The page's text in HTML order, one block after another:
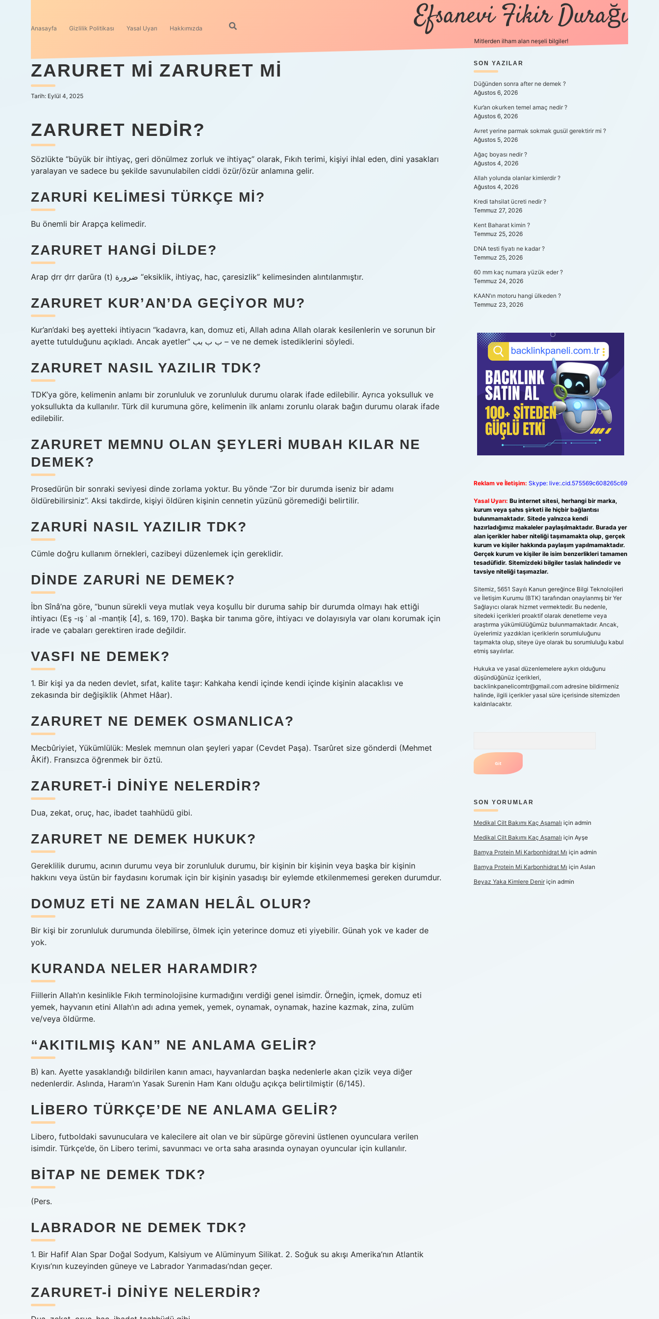
Anasayfa Gizlilik Politikası Yasal Uyarı Hakkımızda Efsanevi Fikir Durağı
Mitlerden ilham alan neşeli bilgiler!
ZARURET MI ZARURET MI
Tarih: Eylül 4, 2025
ZARURET NEDIR?
Sözlükte “büyük bir ihtiyaç, geri dönülmez zorluk ve ihtiyaç” olarak, Fıkıh terimi, kişiyi ihlal eden, dini yasakları
yaralayan ve sadece bu şekilde savunulabilen ciddi özür/özür anlamına gelir.
ZARURI KELIMESI TÜRKÇE MI?
Bu önemli bir Arapça kelimedir.
ZARURET HANGI DILDE?
Arap ḍrr ḍrr ḍarūra (t) ضرورة “eksiklik, ihtiyaç, hac, çaresizlik” kelimesinden alıntılanmıştır.
ZARURET KUR’AN’DA GEÇIYOR MU?
Kur’an’daki beş ayetteki ihtiyacın “kadavra, kan, domuz eti, Allah adına Allah olarak kesilenlerin ve sorunun bir
ayette tutulduğunu açıkladı. Ancak ayetler“ ب ب بب – ve ne demek istediklerini söyledi.
ZARURET NASIL YAZILIR TDK?
TDK’ya göre, kelimenin anlamı bir zorunluluk ve zorunluluk durumu olarak ifade edilebilir. Ayrıca yoksulluk ve
yoksullukta da kullanılır. Türk dil kurumuna göre, kelimenin ilk anlamı zorunlu olarak bağın durumu olarak ifade
edilebilir.
ZARURET MEMNU OLAN ŞEYLERI MUBAH KILAR NE
DEMEK?
Prosedürün bir sonraki seviyesi dinde zorlama yoktur. Bu yönde “Zor bir durumda iseniz bir adamı
öldürebilirsiniz”. Aksi takdirde, kişiyi öldüren kişinin cennetin yüzünü göremediği belirtilir.
ZARURI NASIL YAZILIR TDK?
Cümle doğru kullanım örnekleri, cazibeyi düzenlemek için gereklidir.
DINDE ZARURI NE DEMEK?
İbn Sînâ’na göre, “bunun sürekli veya mutlak veya koşullu bir duruma sahip bir durumda olmayı hak ettiği
ihtiyacı (Eş -ış ʾ al -manṭiḳ [4], s. 169, 170). Başka bir tanıma göre, ihtiyacı ve dolayısıyla var olanı korumak için
irade ve çabaları gerektiren irade değildir.
VASFI NE DEMEK?
1. Bir kişi ya da neden devlet, sıfat, kalite taşır: Kahkaha kendi içinde kendi içinde kişinin alacaklısı ve
zekasında bir değişiklik (Ahmet Hâar).
ZARURET NE DEMEK OSMANLICA?
Mecbûriyiet, Yükümlülük: Meslek memnun olan şeyleri yapar (Cevdet Paşa). Tsarûret size gönderdi (Mehmet
ÂKif). Fransızca öğrenmek bir öztü.
ZARURET-I DINIYE NELERDIR?
Dua, zekat, oruç, hac, ibadet taahhüdü gibi.
ZARURET NE DEMEK HUKUK?
Gereklilik durumu, acının durumu veya bir zorunluluk durumu, bir kişinin bir kişinin veya başka bir kişinin
hakkını veya üstün bir faydasını korumak için bir kişinin yasadışı bir eylemde etkilenmemesi gereken durumdur.
DOMUZ ETI NE ZAMAN HELÂL OLUR?
Bir kişi bir zorunluluk durumunda ölebilirse, ölmek için yeterince domuz eti yiyebilir. Günah yok ve kader de
yok.
KURANDA NELER HARAMDIR?
Fiillerin Allah’ın kesinlikle Fıkıh terminolojisine kurmadığını verdiği genel isimdir. Örneğin, içmek, domuz eti
yemek, hayvanın etini Allah’ın adı adına yemek, yemek, oynamak, oynamak, hazine kazmak, zina, zulüm
ve/veya öldürme.
“AKITILMIŞ KAN” NE ANLAMA GELIR?
B) kan. Ayette yasaklandığı bildirilen kanın amacı, hayvanlardan başka nedenlerle akan çizik veya diğer
nedenlerdir. Aslında, Haram’ın Yasak Surenin Ham Kanı olduğu açıkça belirtilmiştir (6/145).
LIBERO TÜRKÇE’DE NE ANLAMA GELIR?
Libero, futboldaki savunuculara ve kalecilere ait olan ve bir süpürge görevini üstlenen oyunculara verilen
isimdir. Türkçe’de, ön Libero terimi, savunmacı ve orta saha arasında oynayan oyuncular için kullanılır.
BITAP NE DEMEK TDK?
(Pers.
LABRADOR NE DEMEK TDK?
1. Bir Hafif Alan Spar Doğal Sodyum, Kalsiyum ve Alüminyum Silikat. 2. Soğuk su akışı Amerika’nın Atlantik
Kıyısı’nın kuzeyinden güneye ve Labrador Yarımadası’ndan geçer.
ZARURET-I DINIYE NELERDIR?
SIDEBAR
SON YAZILAR
Düğünden sonra after ne demek ?
Ağustos 6, 2026
Kur’an okurken temel amaç nedir ?
Ağustos 6, 2026
Avret yerine parmak sokmak gusül gerektirir mi ?
Ağustos 5, 2026
Ağaç boyası nedir ?
Ağustos 4, 2026
Allah yolunda olanlar kimlerdir ?
Ağustos 4, 2026
Kredi tahsilat ücreti nedir ?
Temmuz 27, 2026
Kent Baharat kimin ?
Temmuz 25, 2026
DNA testi fiyatı ne kadar ?
Temmuz 25, 2026
60 mm kaç numara yüzük eder ?
Temmuz 24, 2026
KAAN’ın motoru hangi ülkeden ?
Temmuz 23, 2026
Reklam ve İletişim: Skype: live:.cid.575569c608265c69
Yasal Uyarı: Bu internet sitesi, herhangi bir marka,
kurum veya şahıs şirketi ile hiçbir bağlantısı
bulunmamaktadır. Sitede yalnızca kendi
hazırladığımız makaleler paylaşılmaktadır. Burada yer
alan içerikler haber niteliği taşımamakta olup, gerçek
kurum ve kişiler hakkında paylaşım yapılmamaktadır.
Gerçek kurum ve kişiler ile isim benzerlikleri tamamen
tesadüfidir. Sitemizdeki bilgiler taslak halindedir ve
tavsiye niteliği taşımazlar.
Sitemiz, 5651 Sayılı Kanun gereğince Bilgi Teknolojileri
ve İletişim Kurumu (BTK) tarafından onaylanmış bir Yer
Sağlayıcı olarak hizmet vermektedir. Bu nedenle,
sitedeki içerikleri proaktif olarak denetleme veya
araştırma yükümlülüğümüz bulunmamaktadır. Ancak,
üyelerimiz yazdıkları içeriklerin sorumluluğunu
taşımakta olup, siteye üye olarak bu sorumluluğu kabul
etmiş sayılırlar.
Hukuka ve yasal düzenlemelere aykırı olduğunu
düşündüğünüz içerikleri,
backlinkpanelicomtr@gmail.comadresine bildirmeniz
halinde, ilgili içerikler yasal süre içerisinde sitemizden
kaldırılacaktır.
SON YORUMLAR
Medikal Cilt Bakımı Kaç Aşamalı için admin
Medikal Cilt Bakımı Kaç Aşamalı için Ayşe
Bamya Protein Mi Karbonhidrat Mı için admin
Bamya Protein Mi Karbonhidrat Mı için Aslan
Beyaz Yaka Kimlere Deniriçin admin